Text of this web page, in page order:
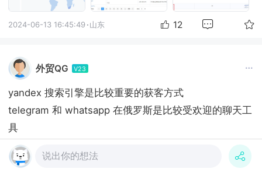
2024-06-13 16:45:49·山东 12
外贸QG V23
yandex 搜索引擎是比较重要的获客方式
telegram 和 whatsapp 在俄罗斯是比较受欢迎的聊天工
具
另外，在俄罗斯 vk facebook 和 YouTube 是比较受欢
迎的社媒，可以发一些产品信息，做下品宣
说出你的想法